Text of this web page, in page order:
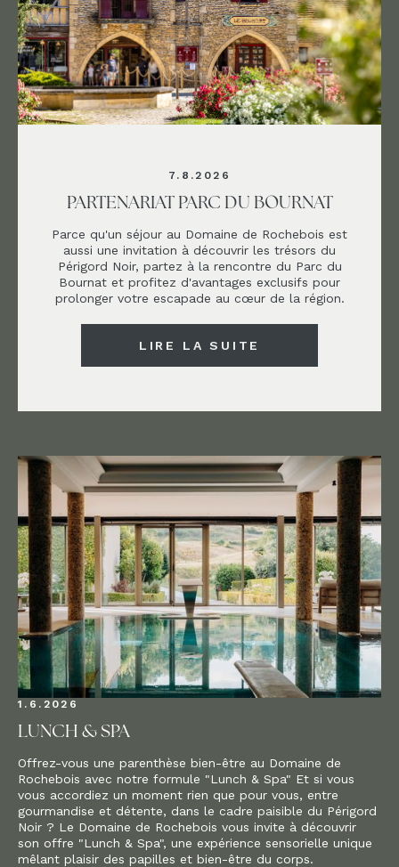
7.8.2026
PARTENARIAT PARC DU BOURNAT
Parce qu'un séjour au Domaine de Rochebois est
aussi une invitation à découvrir les trésors du
Périgord Noir, partez à la rencontre du Parc du
Bournat et profitez d'avantages exclusifs pour
prolonger votre escapade au cœur de la région.
LIRE LA SUITE
1.6.2026
LUNCH & SPA
Offrez-vous une parenthèse bien-être au Domaine de
Rochebois avec notre formule "Lunch & Spa" Et si vous
vous accordiez un moment rien que pour vous, entre
gourmandise et détente, dans le cadre paisible du Périgord
Noir ? Le Domaine de Rochebois vous invite à découvrir
son offre "Lunch & Spa", une expérience sensorielle unique
mêlant plaisir des papilles et bien-être du corps.